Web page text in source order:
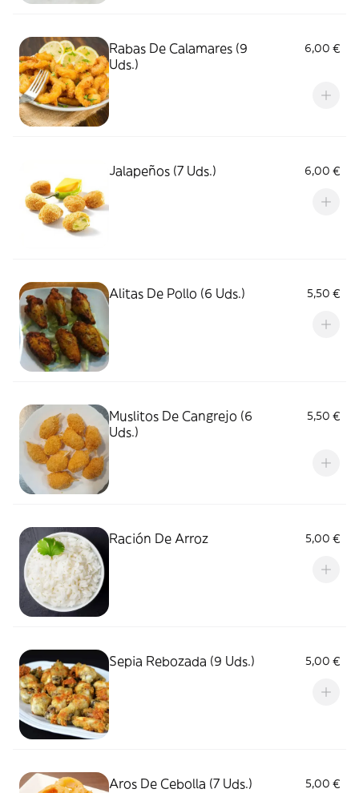
Rabas De Calamares (9
Uds.)
6,00 €
Jalapeños (7 Uds.) 6,00 €
Alitas De Pollo (6 Uds.) 5,50 €
Muslitos De Cangrejo (6
Uds.)
5,50 €
Ración De Arroz 5,00 €
Sepia Rebozada (9 Uds.) 5,00 €
Aros De Cebolla (7 Uds.) 5,00 €